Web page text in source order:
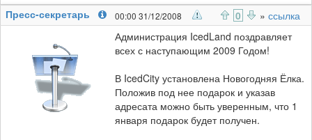
Пресс-секретарь
00:00 31/12/2008 0 » ссылка
Администрация IcedLand поздравляет
всех с наступающим 2009 Годом!
В IcedCity установлена Новогодняя Ёлка.
Положив под нее подарок и указав
адресата можно быть уверенным, что 1
января подарок будет получен.